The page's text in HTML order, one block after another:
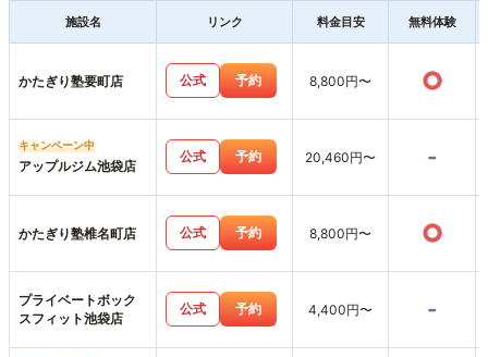
施設名 リンク 料金目安 無料体験
かたぎり塾要町店 公式 予約 8,800円〜 ○
キャンペーン中
アップルジム池袋店
公式 予約 20,460円〜 -
かたぎり塾椎名町店 公式 予約 8,800円〜 ○
プライベートボック
スフィット池袋店
公式 予約 4,400円〜 -